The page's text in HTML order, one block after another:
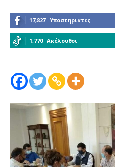
17,827 Υποστηρικτές
1,770 Ακόλουθοι